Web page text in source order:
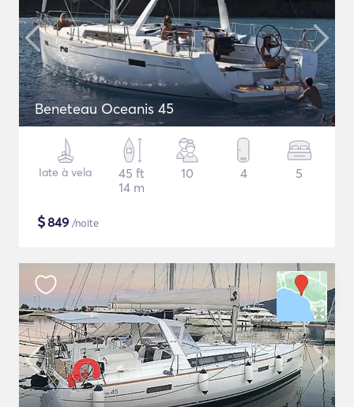
Beneteau Oceanis 45
Iate à vela
45 ft
14 m
10 4 5
$849 /noite